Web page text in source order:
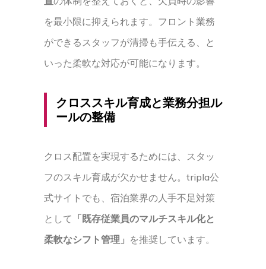
を最小限に抑えられます。フロント業務
ができるスタッフが清掃も手伝える、と
いった柔軟な対応が可能になります。
クロススキル育成と業務分担ル
ールの整備
クロス配置を実現するためには、スタッ
フのスキル育成が欠かせません。tripla公
式サイトでも、宿泊業界の人手不足対策
として 「既存従業員のマルチスキル化と
柔軟なシフト管理」 を推奨しています。